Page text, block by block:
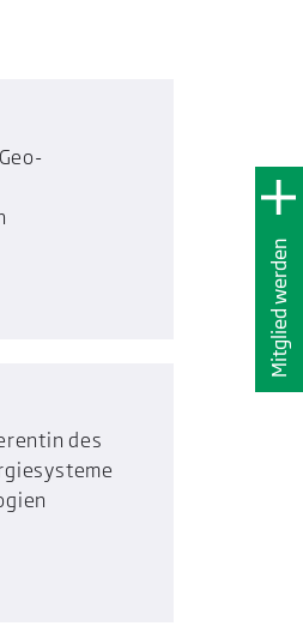
Mitglied werden
des